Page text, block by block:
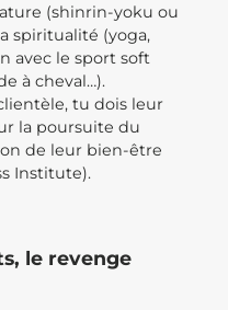
(shinrin-yoku ou
spiritualité (yoga,
avec le sport soft
à cheval…).
tu dois leur
la poursuite du
de leur bien-être
Institute).
le revenge